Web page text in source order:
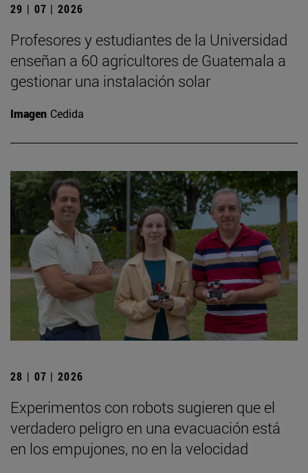
29 | 07 | 2026
Profesores y estudiantes de la Universidad
enseñan a 60 agricultores de Guatemala a
gestionar una instalación solar
Imagen Cedida
28 | 07 | 2026
Experimentos con robots sugieren que el
verdadero peligro en una evacuación está
en los empujones, no en la velocidad